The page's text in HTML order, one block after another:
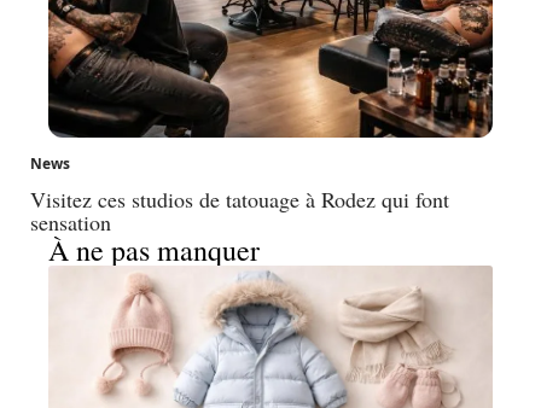
News
Visitez ces studios de tatouage à Rodez qui font
sensation
À ne pas manquer